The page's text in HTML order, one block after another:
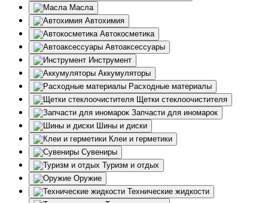
Масла
Автохимия
Автокосметика
Автоаксессуары
Инструмент
Аккумуляторы
Расходные материалы
Щетки стеклоочистителя
Запчасти для иномарок
Шины и диски
Клеи и герметики
Сувениры
Туризм и отдых
Оружие
Технические жидкости